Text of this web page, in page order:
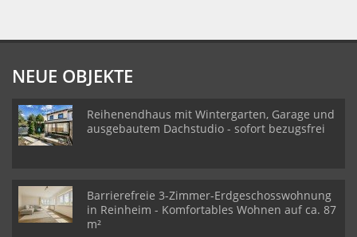
NEUE OBJEKTE
Reihenendhaus mit Wintergarten, Garage und
ausgebautem Dachstudio - sofort bezugsfrei
Barrierefreie 3-Zimmer-Erdgeschosswohnung
in Reinheim - Komfortables Wohnen auf ca. 87
m²